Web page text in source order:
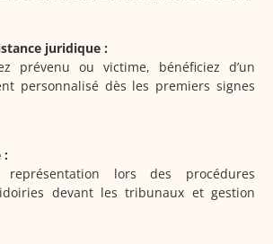
juridique :
prévenu ou victime, bénéficiez d’un
personnalisé dès les premiers signes
:
représentation lors des procédures
devant les tribunaux et gestion